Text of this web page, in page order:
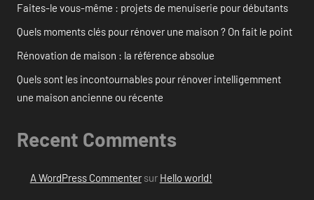
Faites-le vous-même : projets de menuiserie pour débutants
Quels moments clés pour rénover une maison ? On fait le point
Rénovation de maison : la référence absolue
Quels sont les incontournables pour rénover intelligemment
une maison ancienne ou récente
Recent Comments
A WordPress Commentersur Hello world!